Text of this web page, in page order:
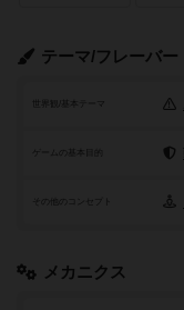
テーマ/フレーバー
世界観/基本テーマ
ゲームの基本目的
その他のコンセプト
メカニクス